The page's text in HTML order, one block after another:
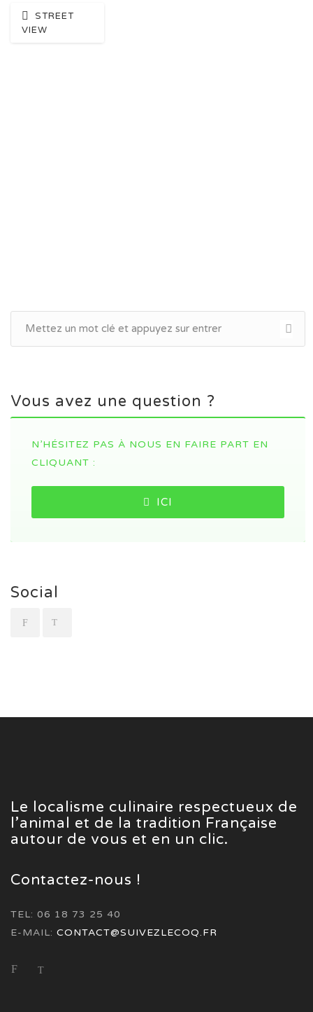
STREET
VIEW
Vous avez une question ?
N’HÉSITEZ PAS À NOUS EN FAIRE PART EN
CLIQUANT :
ICI
Social
Le localisme culinaire respectueux de
l’animal et de la tradition Française
autour de vous et en un clic.
Contactez-nous !
TEL: 06 18 73 25 40
E-MAIL: CONTACT@SUIVEZLECOQ.FR